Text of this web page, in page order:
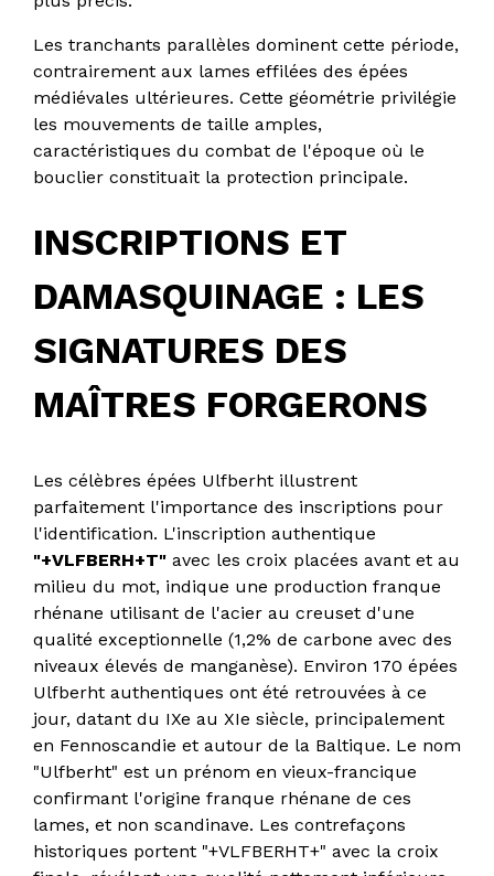
Les tranchants parallèles dominent cette période,
contrairement aux lames effilées des épées
médiévales ultérieures. Cette géométrie privilégie
les mouvements de taille amples,
caractéristiques du combat de l'époque où le
bouclier constituait la protection principale.
INSCRIPTIONS ET
DAMASQUINAGE : LES
SIGNATURES DES
MAÎTRES FORGERONS
Les célèbres épées Ulfberht illustrent
parfaitement l'importance des inscriptions pour
l'identification. L'inscription authentique
"+VLFBERH+T"avec les croix placées avant et au
milieu du mot, indique une production franque
rhénane utilisant de l'acier au creuset d'une
qualité exceptionnelle (1,2% de carbone avec des
niveaux élevés de manganèse). Environ 170 épées
Ulfberht authentiques ont été retrouvées à ce
jour, datant du IXe au XIe siècle, principalement
en Fennoscandie et autour de la Baltique. Le nom
"Ulfberht" est un prénom en vieux-francique
confirmant l'origine franque rhénane de ces
lames, et non scandinave. Les contrefaçons
historiques portent "+VLFBERHT+" avec la croix